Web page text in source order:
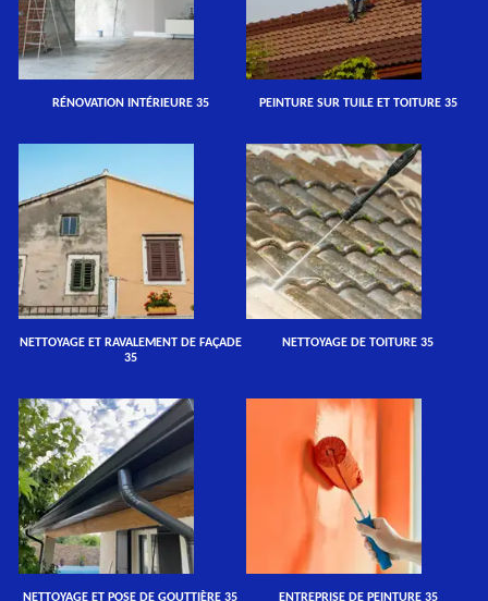
RÉNOVATION INTÉRIEURE 35 PEINTURE SUR TUILE ET TOITURE 35
NETTOYAGE ET RAVALEMENT DE FAÇADE
35
NETTOYAGE DE TOITURE 35
NETTOYAGE ET POSE DE GOUTTIÈRE 35 ENTREPRISE DE PEINTURE 35